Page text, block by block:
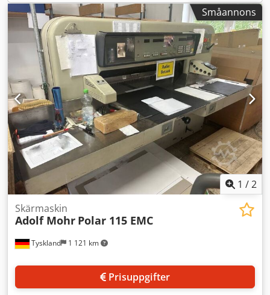
sjöcontainer, på vår bekostnad. Småannons
1 /2
Tyskland 1 121 km
Skärmaskin
Adolf Mohr Polar 115 EMC
Prisuppgifter